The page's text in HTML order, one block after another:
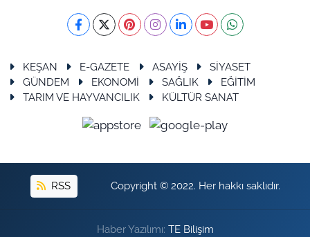
KEŞAN E-GAZETE ASAYİŞ
SİYASET
GÜNDEM
EKONOMİ SAĞLIK
EĞİTİM
TARIM VE HAYVANCILIK
KÜLTÜR SANAT
RSS Copyright © 2022. Her hakkı saklıdır.
Haber Yazılımı: TE Bilişim